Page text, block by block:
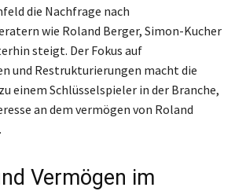
die Nachfrage nach
wie Roland Berger, Simon-Kucher
steigt. Der Fokus auf
und Restrukturierungen macht die
einem Schlüsselspieler in der Branche,
an dem vermögen von Roland
Vermögen im